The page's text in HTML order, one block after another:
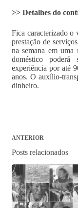
>> Detalhes do
Fica caracterizado o
prestação de
na semana em uma
doméstico
experiência por até
anos. O auxílio-
dinheiro.
ANTERIOR
Posts relacionados